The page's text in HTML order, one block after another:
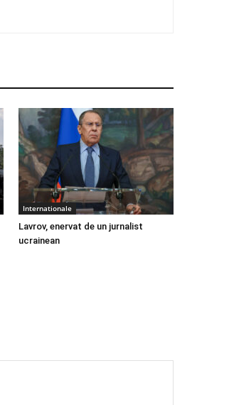
Internationale
Lavrov, enervat de un jurnalist
ucrainean